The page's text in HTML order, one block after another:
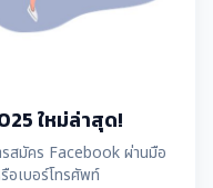
ใหม่ล่าสุด!
สมัคร Facebook ผ่านมือ
อเบอร์โทรศัพท์